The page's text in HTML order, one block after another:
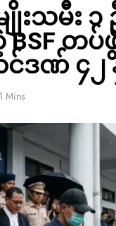
သမီး ၁
တပ်ဖွဲ့
င်ဒဏ် ၄၂
1 Mins